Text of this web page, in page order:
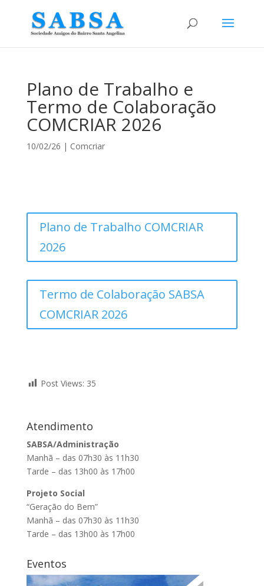
Plano de Trabalho e
Termo de Colaboração
COMCRIAR 2026
10/02/26 | Comcriar
Plano de Trabalho COMCRIAR
2026
Termo de Colaboração SABSA
COMCRIAR 2026
Post Views: 35
Atendimento
SABSA/Administração
Manhã – das 07h30 às 11h30
Tarde – das 13h00 às 17h00
Projeto Social
“Geração do Bem”
Manhã – das 07h30 às 11h30
Tarde – das 13h00 às 17h00
Eventos